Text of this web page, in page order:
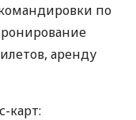
по
аренду
карт: